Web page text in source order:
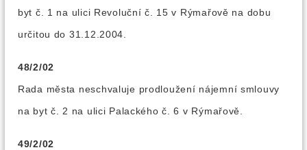
byt č. 1 na ulici Revoluční č. 15 v Rýmařově na dobu
určitou do 31.12.2004.
48/2/02
Rada města neschvaluje prodloužení nájemní smlouvy
na byt č. 2 na ulici Palackého č. 6 v Rýmařově.
49/2/02